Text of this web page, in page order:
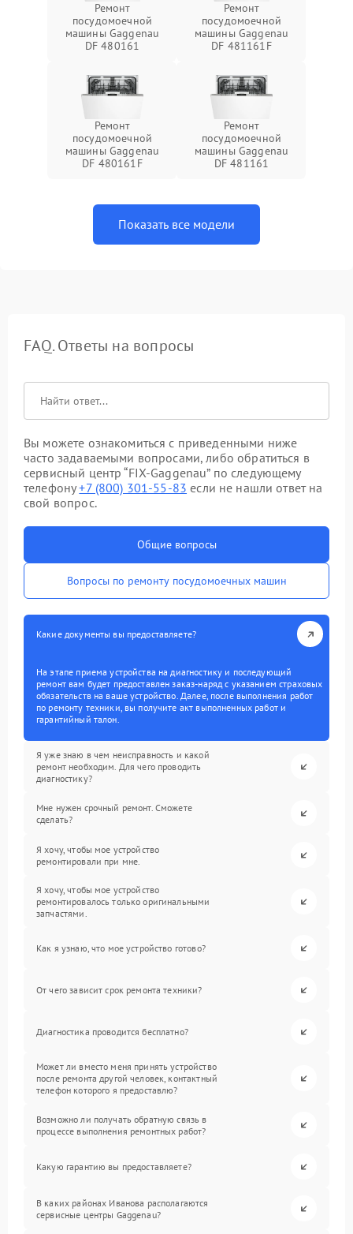
Ремонт
посудомоечной
машины Gaggenau
DF 480161
Ремонт
посудомоечной
машины Gaggenau
DF 481161F
Ремонт
посудомоечной
машины Gaggenau
DF 480161F
Ремонт
посудомоечной
машины Gaggenau
DF 481161
Показать все модели
FAQ. Ответы на вопросы
Вы можете ознакомиться с приведенными ниже
часто задаваемыми вопросами, либо обратиться в
сервисный центр “FIX-Gaggenau” по следующему
телефону+7 (800) 301-55-83 если не нашли ответ на
свой вопрос.
Общие вопросы
Вопросы по ремонту посудомоечных машин
Какие документы вы предоставляете?
На этапе приема устройства на диагностику и последующий
ремонт вам будет предоставлен заказ-наряд с указанием страховых
обязательств на ваше устройство. Далее, после выполнения работ
по ремонту техники, вы получите акт выполненных работ и
гарантийный талон.
Я уже знаю в чем неисправность и какой
ремонт необходим. Для чего проводить
диагностику?
Мне нужен срочный ремонт. Сможете
сделать?
Я хочу, чтобы мое устройство
ремонтировали при мне.
Я хочу, чтобы мое устройство
ремонтировалось только оригинальными
запчастями.
Как я узнаю, что мое устройство готово?
От чего зависит срок ремонта техники?
Диагностика проводится бесплатно?
Может ли вместо меня принять устройство
после ремонта другой человек, контактный
телефон которого я предоставлю?
Возможно ли получать обратную связь в
процессе выполнения ремонтных работ?
Какую гарантию вы предоставляете?
В каких районах Иванова располагаются
сервисные центры Gaggenau?